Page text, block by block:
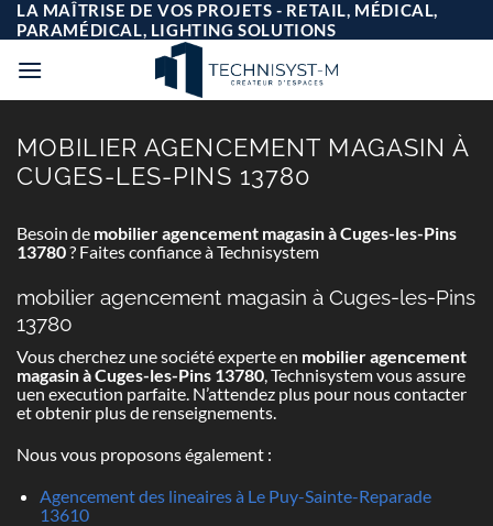
Passer
au
contenu
LA MAÎTRISE DE VOS PROJETS - RETAIL, MÉDICAL,
PARAMÉDICAL, LIGHTING SOLUTIONS
MOBILIER AGENCEMENT MAGASIN À
CUGES-LES-PINS 13780
Besoin de mobilier agencement magasin à Cuges-les-Pins
13780? Faites confiance à Technisystem
mobilier agencement magasin à Cuges-les-Pins
13780
Vous cherchez une société experte en mobilier agencement
magasin à Cuges-les-Pins 13780, Technisystem vous assure
uen execution parfaite. N’attendez plus pour nous contacter
et obtenir plus de renseignements.
Nous vous proposons également :
Agencement des lineaires à Le Puy-Sainte-Reparade
13610